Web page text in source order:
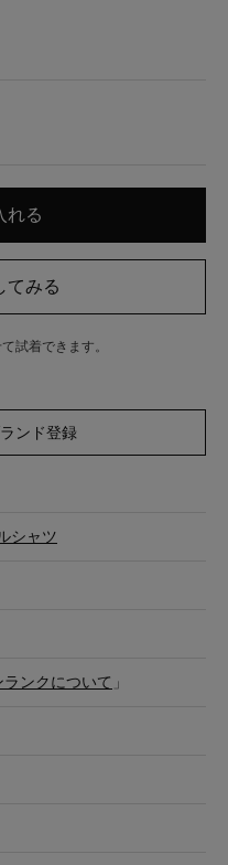
試着できます。
ンド登録
シャツ
ンクについて 」